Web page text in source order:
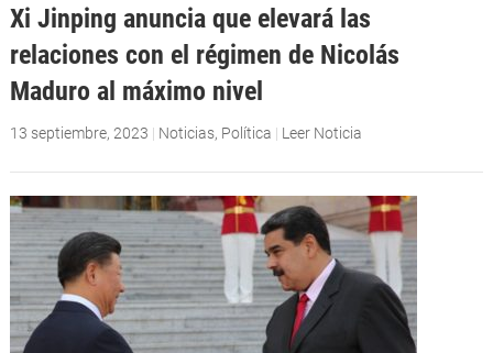
Xi Jinping anuncia que elevará las
relaciones con el régimen de Nicolás
Maduro al máximo nivel
13 septiembre, 2023 | Noticias, Política | Leer Noticia